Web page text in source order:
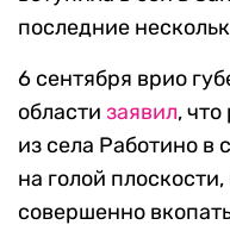
последние
6 сентября врио
области заявил,
из села Работино в
на голой
совершенно